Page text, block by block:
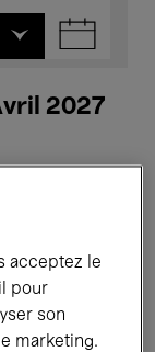
2027
acceptez le
pour
son
marketing.